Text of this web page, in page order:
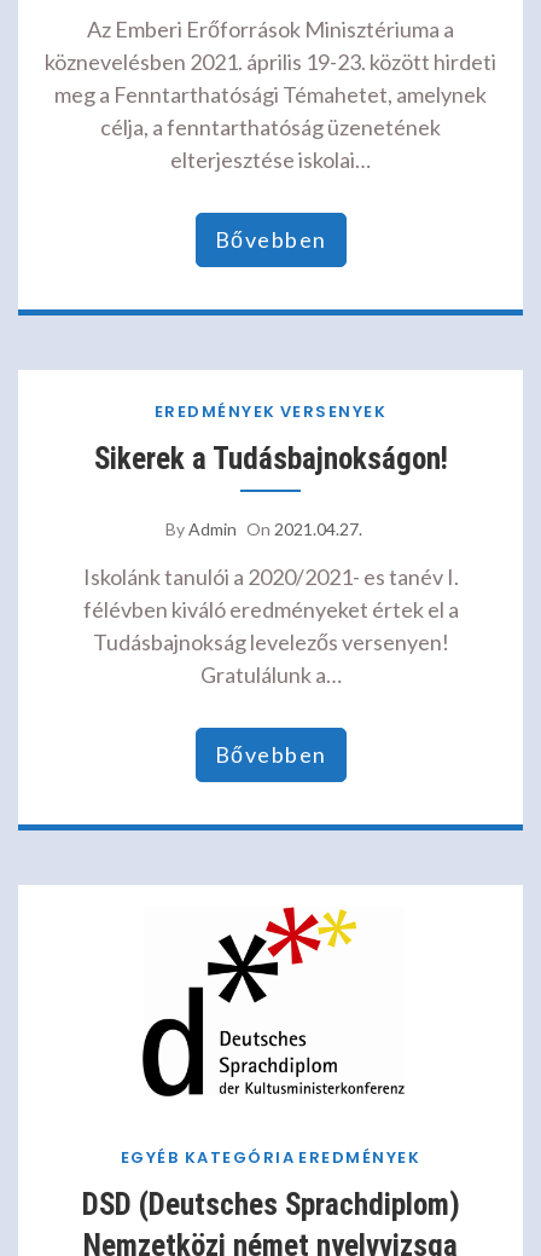
Az Emberi Erőforrások Minisztériuma a
köznevelésben 2021. április 19-23. között hirdeti
meg a Fenntarthatósági Témahetet, amelynek
célja, a fenntarthatóság üzenetének
elterjesztése iskolai…
Bővebben
EREDMÉNYEK VERSENYEK
Sikerek a Tudásbajnokságon!
ByAdmin On 2021.04.27.
Iskolánk tanulói a 2020/2021- es tanév I.
félévben kiváló eredményeket értek el a
Tudásbajnokság levelezős versenyen!
Gratulálunk a…
Bővebben
EGYÉB KATEGÓRIA EREDMÉNYEK
DSD (Deutsches Sprachdiplom)
Nemzetközi német nyelvvizsga